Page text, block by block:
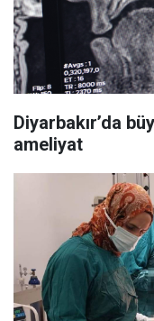
Diyarbakır’da
ameliyat